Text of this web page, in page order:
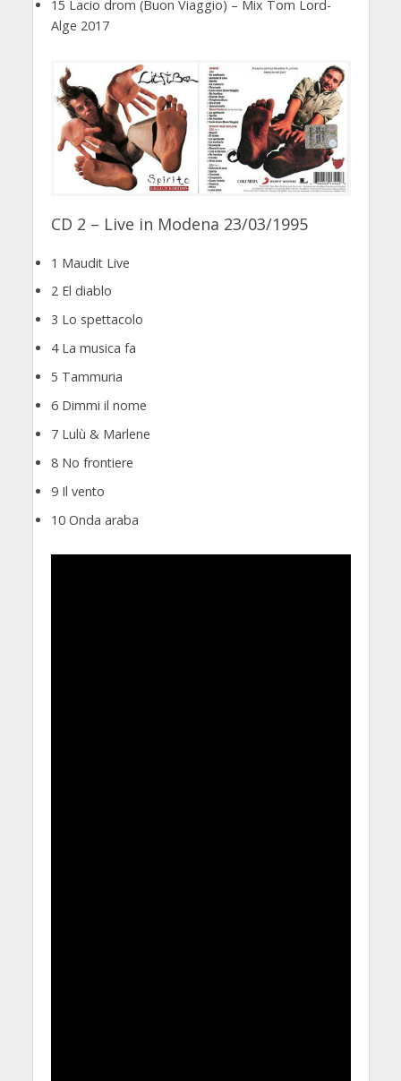
15 Lacio drom (Buon Viaggio) – Mix Tom Lord-
Alge 2017
CD 2 – Live in Modena 23/03/1995
1 Maudit Live
2 El diablo
3 Lo spettacolo
4 La musica fa
5 Tammuria
6 Dimmi il nome
7 Lulù & Marlene
8 No frontiere
9 Il vento
10 Onda araba